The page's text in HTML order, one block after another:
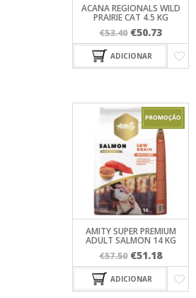
ACANA REGIONALS WILD
PRAIRIE CAT 4.5 KG
€53.40 O
preço
original
€50.73O
preço
atual
ADICIONAR
AMITY SUPER PREMIUM
ADULT SALMON 14 KG
€57.50 O
preço
original
€51.18O
preço
atual
ADICIONAR